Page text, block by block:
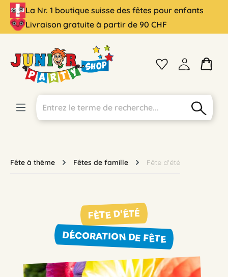
principal
La Nr. 1 boutique suisse des fêtes pour enfants
Livraison gratuite à partir de 90 CHF
Fête à thème Fêtes de famille Fête d'été
FÊTE D'ÉTÉ
DÉCORATION DE FÊTE